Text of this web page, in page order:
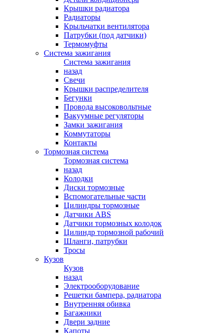
Крышки радиатора
Радиаторы
Крыльчатки вентилятора
Патрубки (под датчики)
Термомуфты
Система зажигания
Система зажигания
назад
Свечи
Крышки распределителя
Бегунки
Провода высоковольтные
Вакуумные регуляторы
Замки зажигания
Коммутаторы
Контакты
Тормозная система
Тормозная система
назад
Колодки
Диски тормозные
Вспомогательные части
Цилиндры тормозные
Датчики ABS
Датчики тормозных колодок
Цилиндр тормозной рабочий
Шланги, патрубки
Тросы
Кузов
Кузов
назад
Электрооборудование
Решетки бампера, радиатора
Внутренняя обивка
Багажники
Двери задние
Капоты